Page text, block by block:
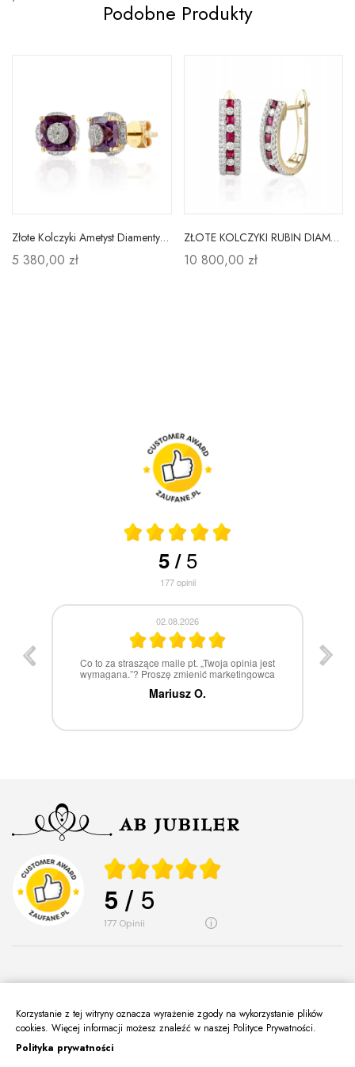
Podobne Produkty
Złote Kolczyki Ametyst Diamenty Próba 585
5 380,00 zł
ZŁOTE KOLCZYKI RUBIN DIAMENTY ANGIELSKIE PRÓBA 585
10 800,00 zł
5/5
177opinii
30.07.2026
W 100% polecam
Marcin Z.
5 / 5
177 opinii
O Nas
Informacje
Korzystanie z tej witryny oznacza wyrażenie zgody na wykorzystanie plików
cookies. Więcej informacji możesz znaleźć w naszej Polityce Prywatności.
Polityka prywatności